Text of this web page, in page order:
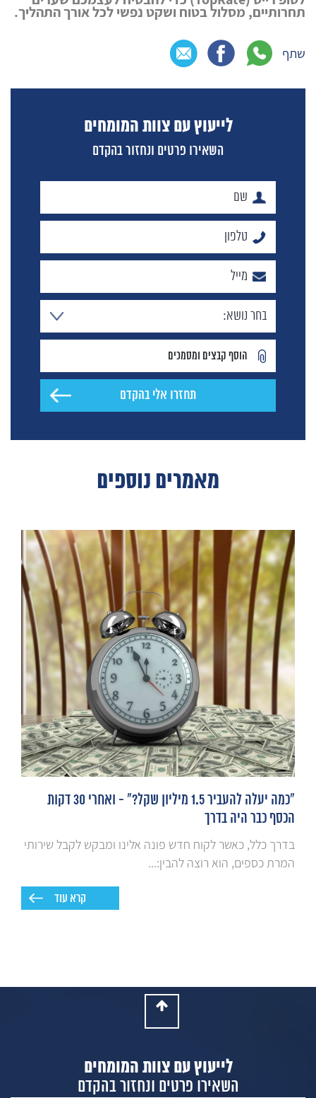
תחרותיים, מסלול בטוח ושקט נפשי לכל אורך התהליך.
שתף
לייעוץ עם צוות המומחים
השאירו פרטים ונחזור בהקדם
הוסף קבצים ומסמכים
מאמרים נוספים
"כמה יעלה להעביר 1.5 מיליון שקל?" - ואחרי 30 דקות
הכסף כבר היה בדרך
בדרך כלל, כאשר לקוח חדש פונה אלינו ומבקש לקבל שירותי
המרת כספים, הוא רוצה להבין:...
קרא עוד
לייעוץ עם צוות המומחים
השאירו פרטים ונחזור בהקדם